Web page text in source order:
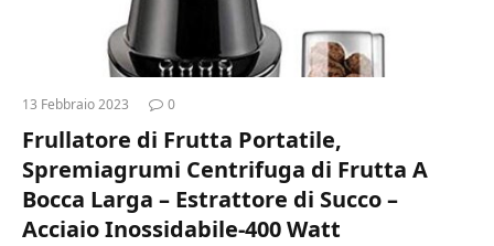
13 Febbraio 2023 0
Frullatore di Frutta Portatile,
Spremiagrumi Centrifuga di Frutta A
Bocca Larga – Estrattore di Succo –
Acciaio Inossidabile-400 Watt